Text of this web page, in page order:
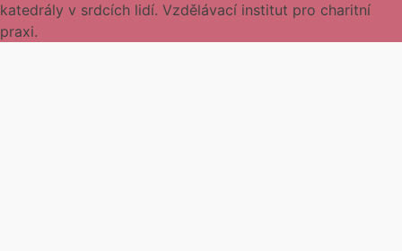
katedrály v srdcích lidí. Vzdělávací institut pro charitní
praxi.